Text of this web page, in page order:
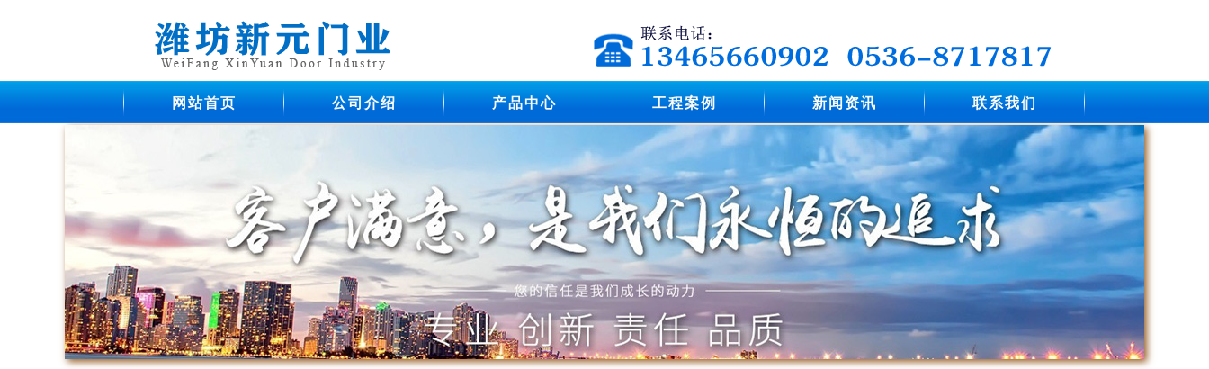
网站首页 公司介绍 产品中心 工程案例 新闻资讯 联系我们